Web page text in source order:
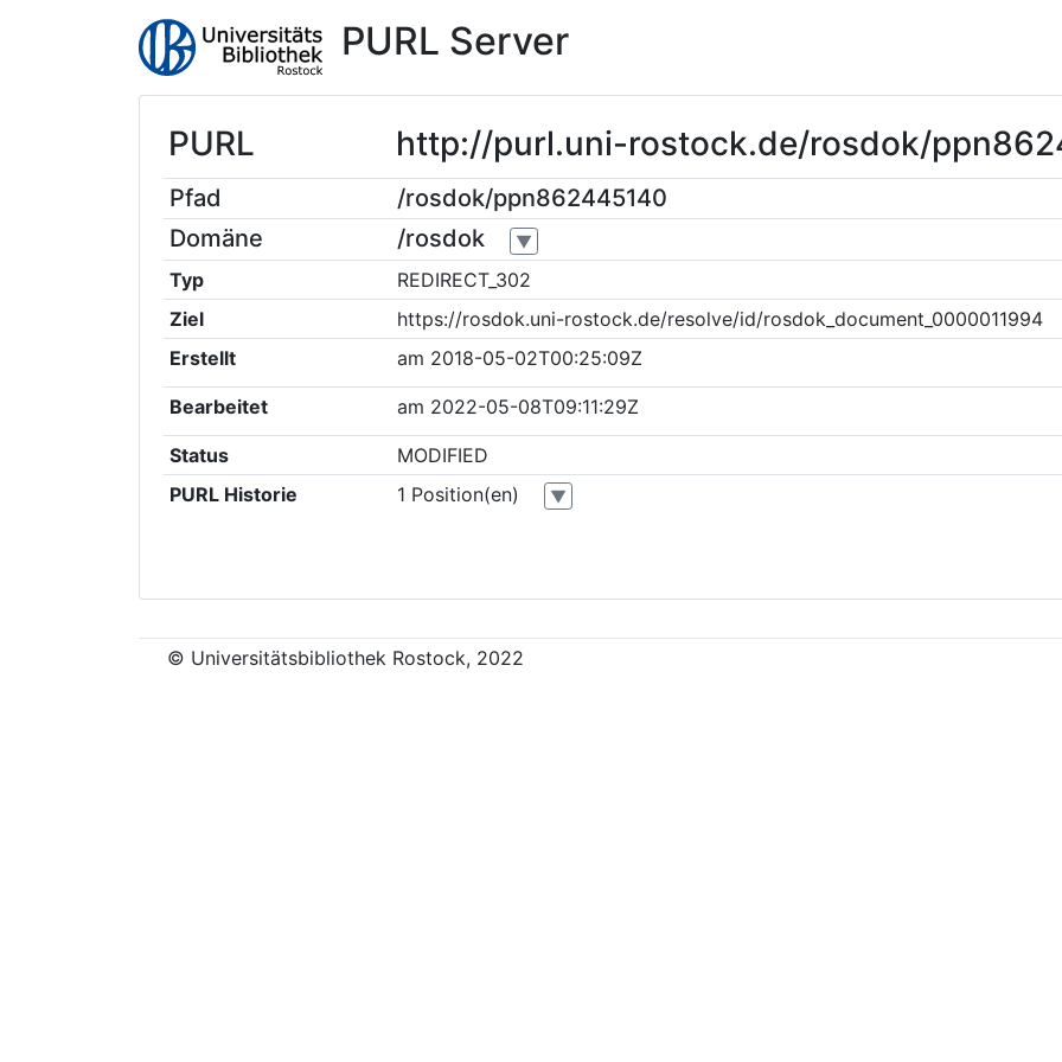
PURL Server
PURL http://purl.uni-rostock.de/rosdok/
Pfad
/rosdok/ppn862445140
Domäne
/rosdok ▼
Typ
REDIRECT_302
Ziel
https://rosdok.uni-rostock.de/resolve/id/rosdok_document_0000011994
Erstellt
am 2018-05-02T00:25:09Z
Bearbeitet am 2022-05-08T09:11:29Z
Status
MODIFIED
PURL Historie
1 Position(en) ▼
© Universitätsbibliothek Rostock, 2022